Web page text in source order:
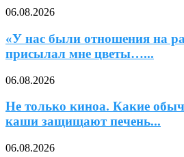
06.08.2026
«У нас были отношения на
присылал мне цветы…...
06.08.2026
Не только киноа. Какие
каши защищают печень...
06.08.2026